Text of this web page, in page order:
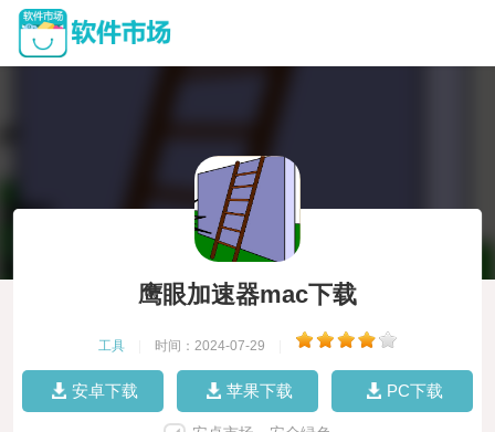
鹰眼加速器mac下载
工具 时间：2024-07-29
安卓下载 苹果下载 PC下载